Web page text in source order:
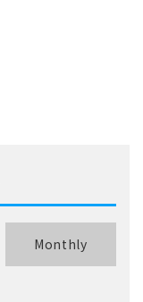
Monthly